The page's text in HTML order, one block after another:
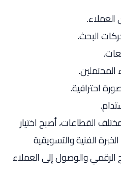
العملاء.
البحث.
احترافية.
القطاعات، أصبح اختيار
الفنية والتسويقية
الرقمي والوصول إلى العملاء